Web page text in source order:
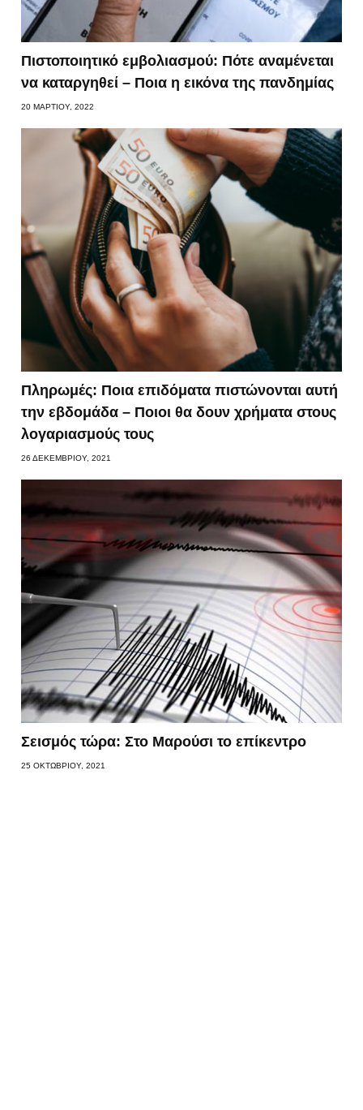
Πιστοποιητικό εμβολιασμού: Πότε αναμένεται
να καταργηθεί – Ποια η εικόνα της πανδημίας
20 ΜΑΡΤΊΟΥ, 2022
Πληρωμές: Ποια επιδόματα πιστώνονται αυτή
την εβδομάδα – Ποιοι θα δουν χρήματα στους
λογαριασμούς τους
26 ΔΕΚΕΜΒΡΊΟΥ, 2021
Σεισμός τώρα: Στο Μαρούσι το επίκεντρο
25 ΟΚΤΩΒΡΊΟΥ, 2021